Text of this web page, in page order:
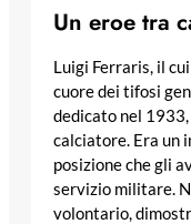
Un eroe tra
Luigi Ferraris, il
cuore dei tifosi
dedicato nel
calciatore. Era un
posizione che gli
servizio militare.
volontario,